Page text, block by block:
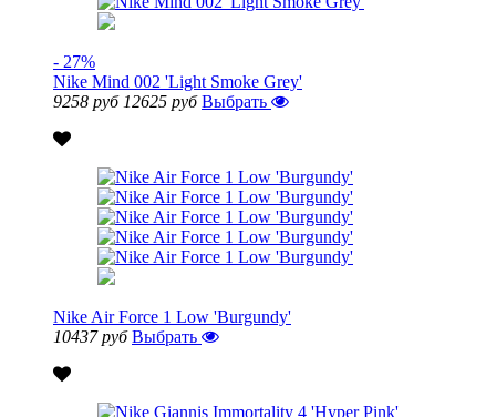
- 27%
Nike Mind 002 'Light Smoke Grey'
9258 руб 12625 руб Выбрать
Nike Air Force 1 Low 'Burgundy'
10437 руб Выбрать